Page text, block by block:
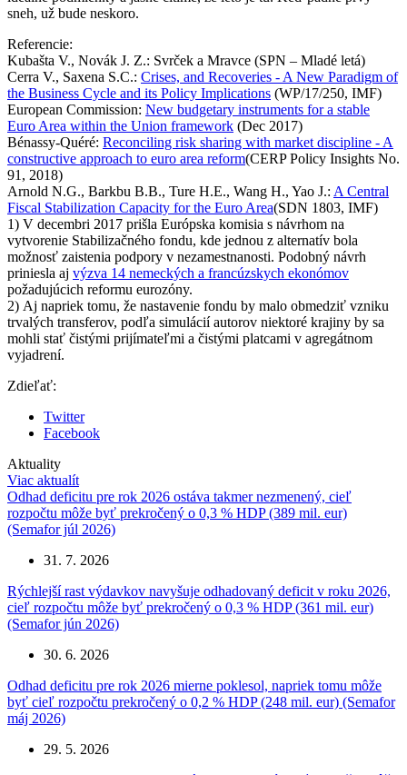
sneh, už bude neskoro.
Referencie:
Kubašta V., Novák J. Z.: Svrček a Mravce (SPN – Mladé letá)
Cerra V., Saxena S.C.: Crises, and Recoveries - A New Paradigm of
the Business Cycle and its Policy Implications (WP/17/250, IMF)
European Commission: New budgetary instruments for a stable
Euro Area within the Union framework (Dec 2017)
Bénassy-Quéré: Reconciling risk sharing with market discipline - A
constructive approach to euro area reform(CERP Policy Insights No.
91, 2018)
Arnold N.G., Barkbu B.B., Ture H.E., Wang H., Yao J.: A Central
Fiscal Stabilization Capacity for the Euro Area(SDN 1803, IMF)
1) V decembri 2017 prišla Európska komisia s návrhom na
vytvorenie Stabilizačného fondu, kde jednou z alternatív bola
možnosť zaistenia podpory v nezamestnanosti. Podobný návrh
priniesla aj výzva 14 nemeckých a francúzskych ekonómov
požadujúcich reformu eurozóny.
2) Aj napriek tomu, že nastavenie fondu by malo obmedziť vzniku
trvalých transferov, podľa simulácií autorov niektoré krajiny by sa
mohli stať čistými prijímateľmi a čistými platcami v agregátnom
vyjadrení.
Zdieľať:
Twitter
Facebook
Aktuality
Viac aktualít
Odhad deficitu pre rok 2026 ostáva takmer nezmenený, cieľ
rozpočtu môže byť prekročený o 0,3 % HDP (389 mil. eur)
(Semafor júl 2026)
31. 7. 2026
Rýchlejší rast výdavkov navyšuje odhadovaný deficit v roku 2026,
cieľ rozpočtu môže byť prekročený o 0,3 % HDP (361 mil. eur)
(Semafor jún 2026)
30. 6. 2026
Odhad deficitu pre rok 2026 mierne poklesol, napriek tomu môže
byť cieľ rozpočtu prekročený o 0,2 % HDP (248 mil. eur) (Semafor
máj 2026)
29. 5. 2026